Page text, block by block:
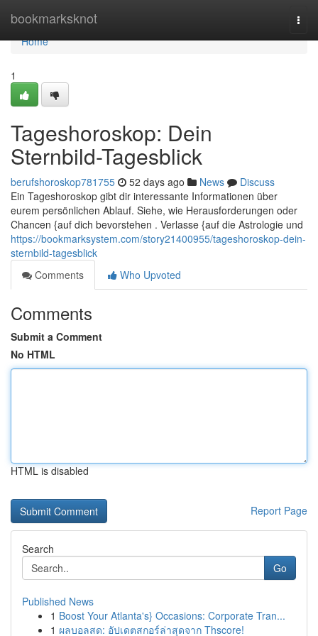
bookmarksknot
Home
Home
1
Tageshoroskop: Dein
Sternbild-Tagesblick
berufshoroskop781755 52 days ago News
Discuss
Ein Tageshoroskop gibt dir interessante Informationen über
eurem persönlichen Ablauf. Siehe, wie Herausforderungen oder
Chancen {auf dich bevorstehen . Verlasse {auf die Astrologie und
https://bookmarksystem.com/story21400955/tageshoroskop-dein-
sternbild-tagesblick
Comments
Who Upvoted
Comments
Submit a Comment
No HTML
HTML is disabled
Report Page
Search
Go
Published News
1 Boost Your Atlanta's} Occasions: Corporate Tran...
1 ผลบอลสด: อัปเดตสกอร์ล่าสุดจาก Thscore!